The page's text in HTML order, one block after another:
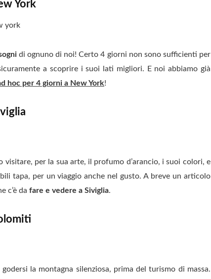
York
di ognuno di noi! Certo 4 giorni non sono sufficienti per
a scoprire i suoi lati migliori. E noi abbiamo già
hoc per 4 giorni a New York!
visitare, per la sua arte, il profumo d’arancio, i suoi colori, e
tapa, per un viaggio anche nel gusto. A breve un articolo
c’è da fare e vedere a Siviglia.
la montagna silenziosa, prima del turismo di massa.